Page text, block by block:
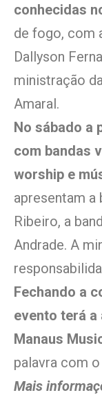
conhecidas
de fogo, com
Dallyson
ministração
Amaral.
No sábado a
com bandas
worship e
apresentam a
Ribeiro, a
Andrade. A
Fechando a
evento terá a
Manaus
palavra com
Mais